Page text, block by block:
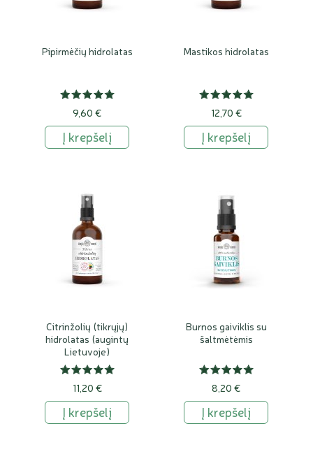
Pipirmėčių hidrolatas
9,60 €
Į krepšelį
Mastikos hidrolatas
12,70 €
Į krepšelį
Citrinžolių (tikrųjų)
hidrolatas (augintų
Lietuvoje)
11,20 €
Į krepšelį
Burnos gaiviklis su
šaltmėtėmis
8,20 €
Į krepšelį